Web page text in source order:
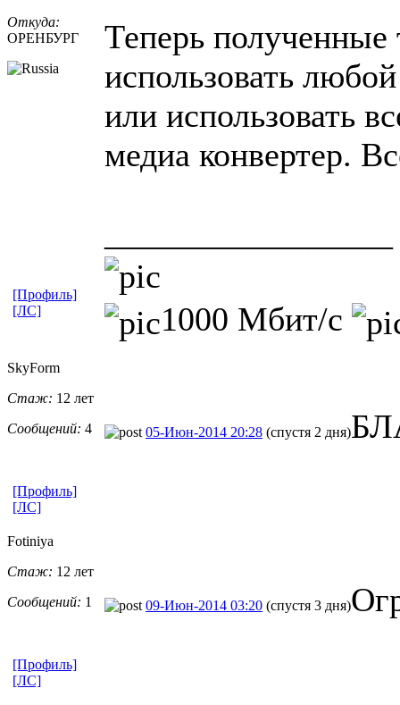
Откуда:
ОРЕНБУРГ
Теперь полученные
использовать
или использовать
медиа конвертер.
1000 Мбит/с
[Профиль]
[ЛС]
SkyForm
Стаж: 12 лет
Сообщений: 4 05-Июн-2014 20:28 (спустя 2 дня)
[Профиль]
[ЛС]
Fotiniya
Стаж: 12 лет
Сообщений: 1 09-Июн-2014 03:20 (спустя 3 дня)
[Профиль]
[ЛС]